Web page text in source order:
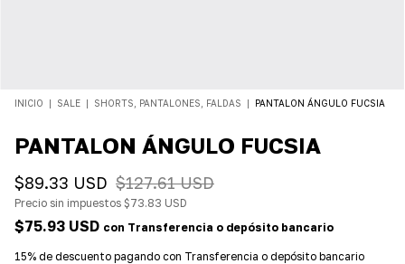
INICIO | SALE | SHORTS, PANTALONES, FALDAS | PANTALON ÁNGULO FUCSIA
PANTALON ÁNGULO FUCSIA
$89.33 USD $127.61 USD
Precio sin impuestos $73.83 USD
$75.93 USD con Transferencia o depósito bancario
15% de descuento pagando con Transferencia o depósito bancario